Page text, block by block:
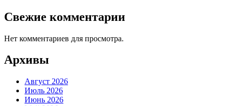
Свежие комментарии
Нет комментариев для просмотра.
Архивы
Август 2026
Июль 2026
Июнь 2026